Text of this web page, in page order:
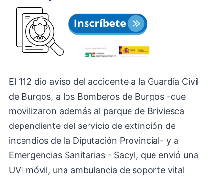
El 112 dio aviso del accidente a la Guardia Civil
de Burgos, a los Bomberos de Burgos -que
movilizaron además al parque de Briviesca
dependiente del servicio de extinción de
incendios de la Diputación Provincial- y a
Emergencias Sanitarias - Sacyl, que envió una
UVI móvil, una ambulancia de soporte vital